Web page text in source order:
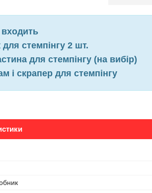
входить
для стемпінгу 2 шт.
для стемпінгу (на вибір)
і скрапер для стемпінгу